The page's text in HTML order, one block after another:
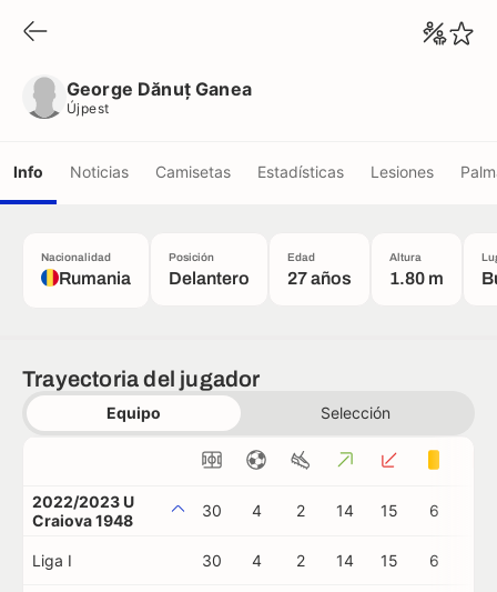
George Dănuț Ganea
Újpest
Info Noticias Camisetas Estadísticas Lesiones
Nacionalidad
Rumania
Posición
Delantero
Edad
27 años
Altura
1.80 m
Trayectoria del jugador
Equipo Selección
2022/2023 U
Craiova 1948
30 4 2 14 15 6
Liga I 30 4 2 14 15 6